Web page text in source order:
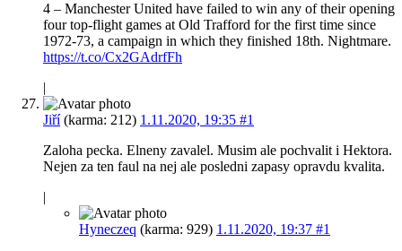
4 – Manchester United have failed to win any of their opening
four top-flight games at Old Trafford for the first time since
1972-73, a campaign in which they finished 18th. Nightmare.
https://t.co/Cx2GAdrfFh
|
Jiří(karma: 212) 1.11.2020, 19:35 #1
Zaloha pecka. Elneny zavalel. Musim ale pochvalit i Hektora.
Nejen za ten faul na nej ale posledni zapasy opravdu kvalita.
|
Hyneczeq (karma: 929) 1.11.2020, 19:37 #1